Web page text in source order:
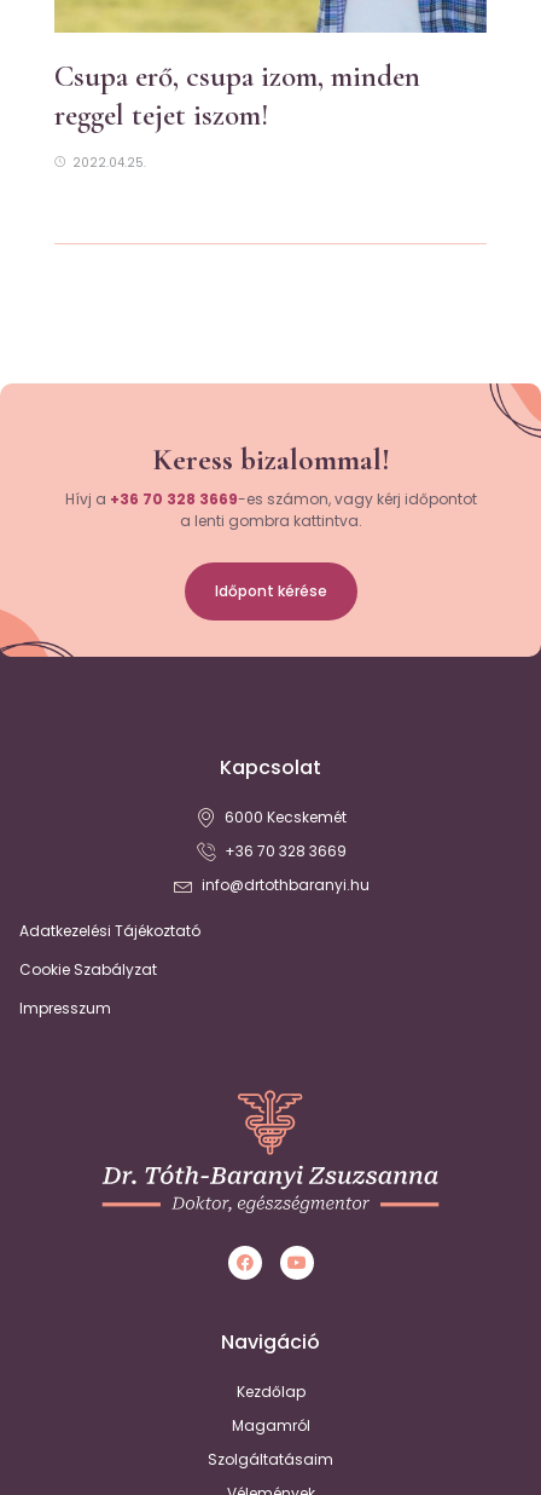
Csupa erő, csupa izom, minden
reggel tejet iszom!
2022.04.25.
Keress bizalommal!
Hívj a +36 70 328 3669-es számon, vagy kérj időpontot
a lenti gombra kattintva.
Időpont kérése
Kapcsolat
6000 Kecskemét
+36 70 328 3669
info@drtothbaranyi.hu
Adatkezelési Tájékoztató
Cookie Szabályzat
Impresszum
Navigáció
Kezdőlap
Magamról
Szolgáltatásaim